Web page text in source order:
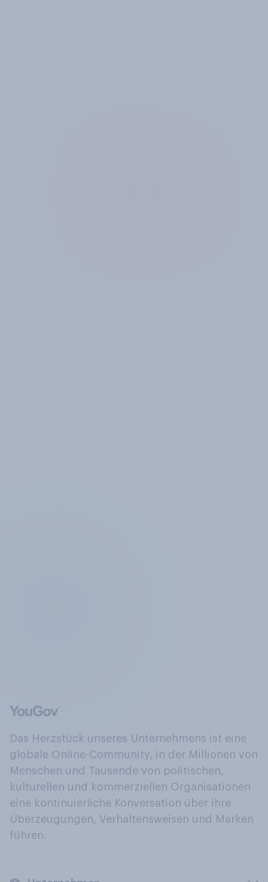
Das Herzstück unseres Unternehmens ist eine
globale Online-Community, in der Millionen von
Menschen und Tausende von politischen,
kulturellen und kommerziellen Organisationen
eine kontinuierliche Konversation über ihre
Überzeugungen, Verhaltensweisen und Marken
führen.